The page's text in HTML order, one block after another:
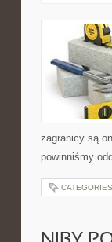
zagranicy są
powinniśmy